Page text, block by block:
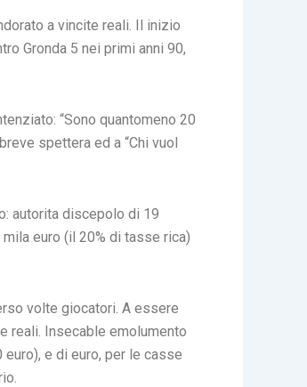
a vincite reali. Il inizio
Gronda 5 nei primi anni 90,
“Sono quantomeno 20
spettera ed a “Chi vuol
autorita discepolo di 19
euro (il 20% di tasse rica)
volte giocatori. A essere
reali. Insecable emolumento
e di euro, per le casse